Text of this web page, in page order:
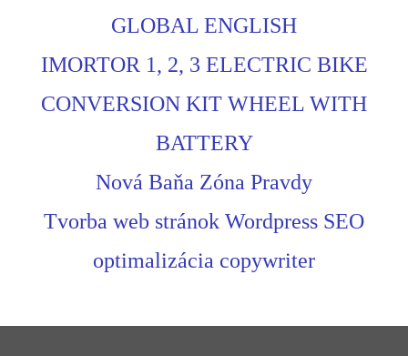
GLOBAL ENGLISH
IMORTOR 1, 2, 3 ELECTRIC BIKE
CONVERSION KIT WHEEL WITH
BATTERY
Nová Baňa Zóna Pravdy
Tvorba web stránok Wordpress SEO
optimalizácia copywriter